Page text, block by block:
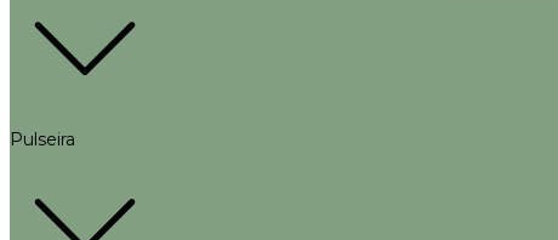
Pulseira